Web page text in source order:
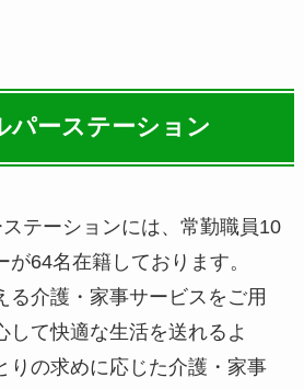
パーステーション
テーションには、常勤職員10
64名在籍しております。
る介護・家事サービスをご用
して快適な生活を送れるよ
りの求めに応じた介護・家事